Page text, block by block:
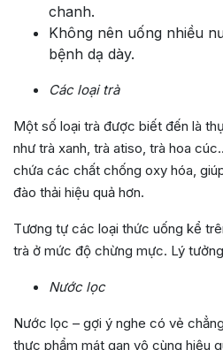
chanh.
Không nên uống nhiều
bệnh dạ dày.
Các loại trà
Một số loại trà được biết đến là
như trà xanh, trà atiso, trà hoa
chứa các chất chống oxy hóa,
đào thải hiệu quả hơn.
Tương tự các loại thức uống kể
trà ở mức độ chừng mực. Lý tưởng
Nước lọc
Nước lọc – gợi ý nghe có vẻ
thực phẩm mát gan vô cùng hiệu